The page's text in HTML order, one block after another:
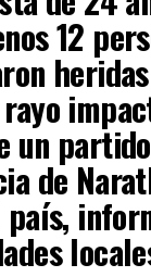
12
un
de